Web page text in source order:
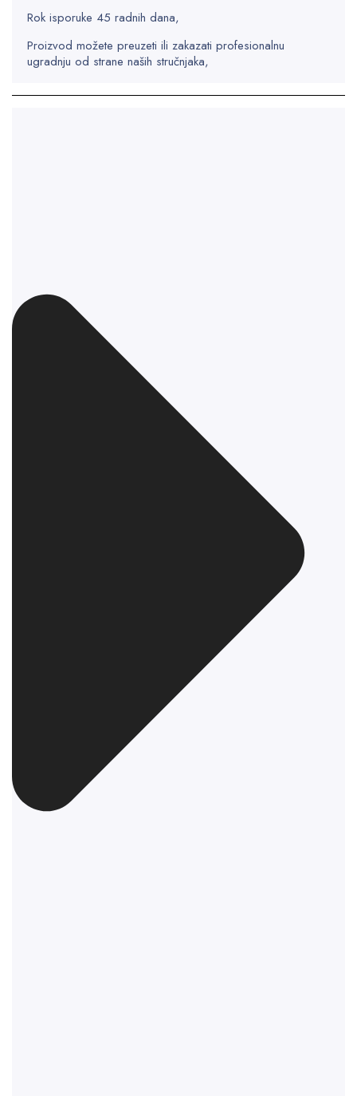
Rok isporuke 45 radnih dana,
Proizvod možete preuzeti ili zakazati profesionalnu
ugradnju od strane naših stručnjaka,